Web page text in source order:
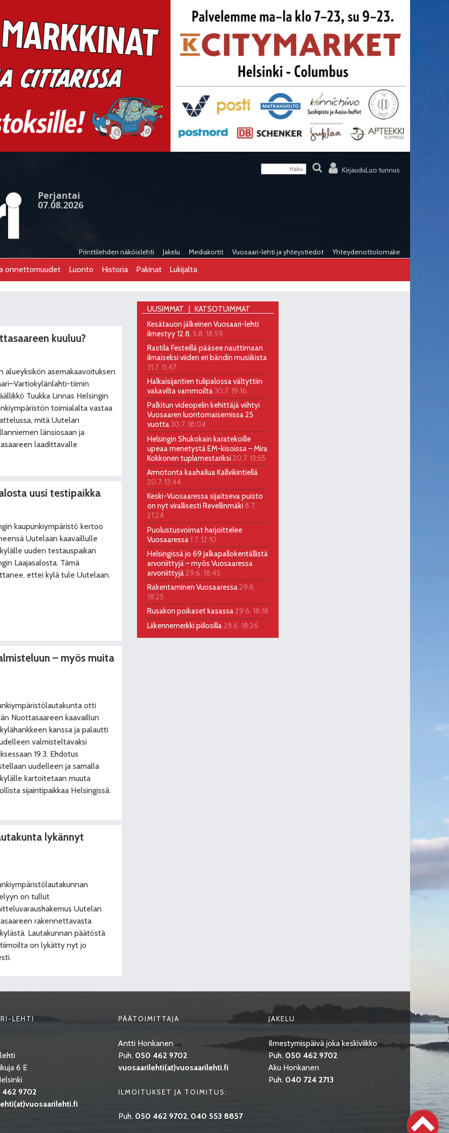
KirjauduLuo tunnus
Perjantai
07.08.2026
Printtilehden näköislehti Jakelu Mediakortit Vuosaari-lehti ja yhteystiedot Yhteydenottolomake
onnettomuudet Luonto Historia Pakinat Lukijalta
kuuluu?
alueyksikön asemakaavoituksen
tiimin
Tuukka Linnas Helsingin
toimialalta vastaa
mitä Uutelan
länsiosaan ja
laadittavalle
uusi testipaikka
kaupunkiympäristö kertoo
Uutelaan kaavaillulle
uuden testauspaikan
Laajasalosta. Tämä
ettei kylä tule Uutelaan.
– myös muita
otti
Nuottasaareen kaavaillun
kanssa ja palautti
valmisteltavaksi
19.3. Ehdotus
uudelleen ja samalla
kartoitetaan muuta
sijaintipaikkaa Helsingissä.
lykännyt
on tullut
Uutelan
rakennettavasta
Lautakunnan päätöstä
on lykätty nyt jo
UUSIMMAT
KATSOTUIMMAT
Kesätauon jälkeinen Vuosaari-lehti
ilmestyy 12.8. 5.8. 18:59
Rastila Festeillä pääsee nauttimaan
ilmaiseksi viiden eri bändin musiikista
31.7. 11:47
Halkaisijantien tulipalossa vältyttiin
vakavilta vammoilta30.7. 19:16
Palkitun videopelin kehittäjä viihtyi
Vuosaaren luontomaisemissa 25
vuotta30.7. 18:04
Helsingin Shukokain karatekoille
upeaa menetystä EM-kisoissa – Mira
Kokkonen tuplamestariksi 20.7. 13:55
Armotonta kaahailua Kallvikintiellä
20.7. 13:44
Keski-Vuosaaressa sijaitseva puisto
on nyt virallisesti Revellinmäki 8.7.
21:24
Puolustusvoimat harjoittelee
Vuosaaressa 1.7. 12:10
Helsingissä jo 69 jalkapallokentällistä
arvoniittyjä – myös Vuosaaressa
arvoniittyjä29.6. 18:45
Rakentaminen Vuosaaressa29.6.
18:25
Rusakon poikaset kasassa29.6. 18:18
Liikennemerkki piilosilla28.6. 18:26
LEHTI
6 E
9702
PÄÄTOIMITTAJA
Antti Honkanen
Puh. 050 462 9702
vuosaarilehti(at)vuosaarilehti.fi
ILMOITUKSET JA TOIMITUS:
Puh. 050 462 9702, 040 553 8857
JAKELU
Ilmestymispäivä joka keskiviikko
Puh. 050 462 9702
Aku Honkanen
Puh. 040 724 2713